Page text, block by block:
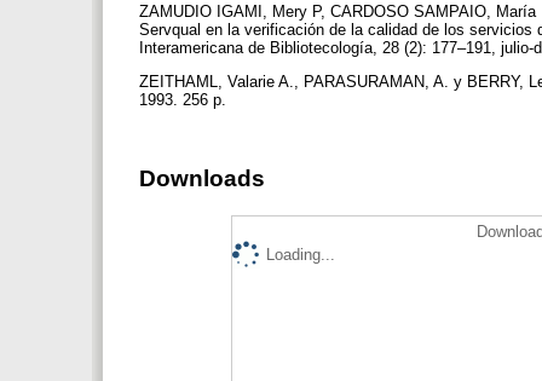
ZAMUDIO IGAMI, Mery P, CARDOSO SAMPAIO,
Servqual en la verificación de la calidad de los
Interamericana de Bibliotecología, 28 (2): 177–191,
ZEITHAML, Valarie A., PARASURAMAN, A. y BERRY,
1993. 256 p.
Downloads
Loading...